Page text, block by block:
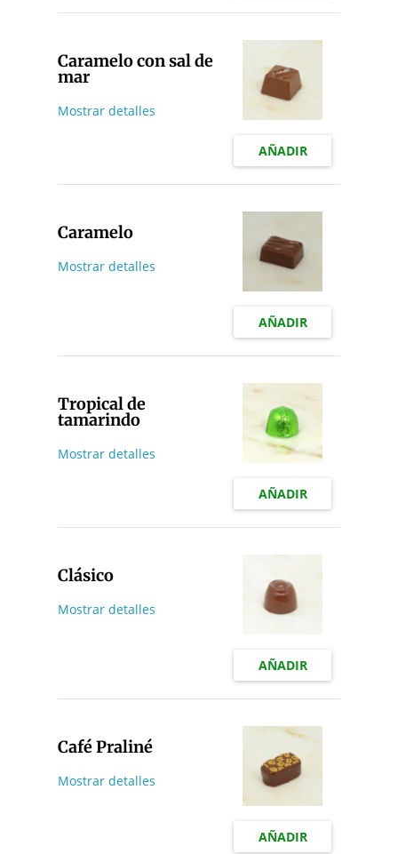
Caramelo con sal de
mar
Mostrar detalles
AÑADIR
Caramelo
Mostrar detalles
AÑADIR
Tropical de
tamarindo
Mostrar detalles
AÑADIR
Clásico
Mostrar detalles
AÑADIR
Café Praliné
Mostrar detalles
AÑADIR